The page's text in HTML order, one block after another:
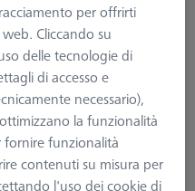
per offrirti
Cliccando su
delle tecnologie di
di accesso e
necessario),
la funzionalità
fornire funzionalità
contenuti su misura per
l'uso dei cookie di